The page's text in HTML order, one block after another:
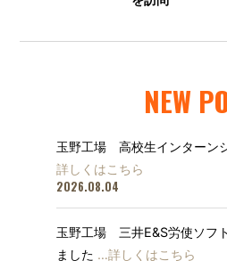
NEW
玉野工場 高校生インターン
詳しくはこちら
2026.08.04
玉野工場 三井E&S労使ソフ
ました …詳しくはこちら